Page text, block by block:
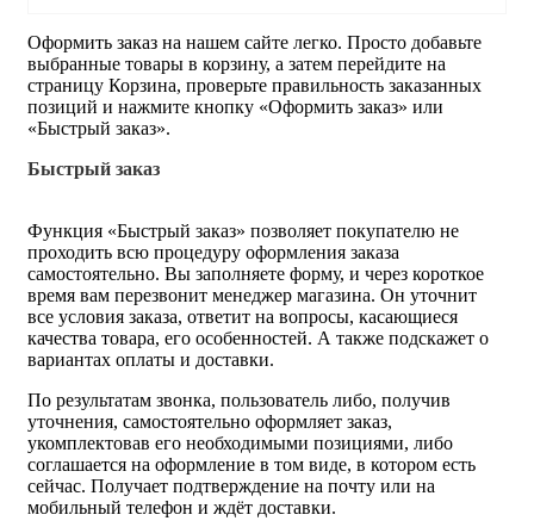
Оформить заказ на нашем сайте легко. Просто добавьте
выбранные товары в корзину, а затем перейдите на
страницу Корзина, проверьте правильность заказанных
позиций и нажмите кнопку «Оформить заказ» или
«Быстрый заказ».
Быстрый заказ
Функция «Быстрый заказ» позволяет покупателю не
проходить всю процедуру оформления заказа
самостоятельно. Вы заполняете форму, и через короткое
время вам перезвонит менеджер магазина. Он уточнит
все условия заказа, ответит на вопросы, касающиеся
качества товара, его особенностей. А также подскажет о
вариантах оплаты и доставки.
По результатам звонка, пользователь либо, получив
уточнения, самостоятельно оформляет заказ,
укомплектовав его необходимыми позициями, либо
соглашается на оформление в том виде, в котором есть
сейчас. Получает подтверждение на почту или на
мобильный телефон и ждёт доставки.